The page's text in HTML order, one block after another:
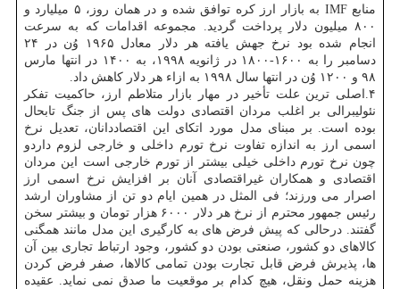
منابع IMF به بازار ارز كره توافق شده و در همان روز، ۵ میلیارد و
۸۰۰ میلیون دلار پرداخت گردید. مجموعه اقدامات كه به سرعت
انجام شده بود نرخ جهش یافته هر دلار معادل ۱۹۶۵ وُن در ۲۴
دسامبر را به ۱۶۰۰-۱۸۰۰ در ژانویه ۱۹۹۸، به ۱۴۰۰ در انتها مارس
۹۸ و ۱۲۰۰ وُن در انتها سال ۱۹۹۸ به ازاء هر دلار كاهش داد.
۴.اصلی ترین علت تأخیر در مهار بازار متلاطم ارز، حاكمیت تفكر
نئولیبرالی بر اغلب مردان اقتصادی دولت های پس از جنگ تابحال
بوده است. بر مبنای مدل مورد اتكای این اقتصاددانان، تعدیل نرخ
اسمی ارز به اندازه تفاوت نرخ تورم داخلی و خارجی لزوم داردو
چون نرخ تورم داخلی خیلی بیشتر از تورم خارجی است این مردان
اقتصادی و همكاران غیراقتصادی آنان بر افزایش نرخ اسمی ارز
اصرار می ورزند؛ فی المثل در همین ایام دو تن از مشاوران ارشد
رئیس جمهور محترم از نرخ هر دلار ۶۰۰۰ هزار تومان و بیشتر سخن
گفتند. درحالی كه پیش فرض های به كارگیری این مدل مانند همگنی
كالاهای دو كشور، صنعتی بودن دو كشور، وجود ارتباط تجاری بین آن
ها، پذیرش فرض قابل تجارت بودن تمامی كالاها، صفر فرض كردن
هزینه حمل ونقل، هیچ كدام بر موقعیت ما صدق نمی نماید. عقیده